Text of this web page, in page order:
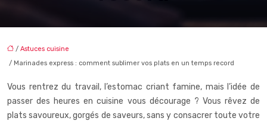
/ Astuces cuisine
/ Marinades express : comment sublimer vos plats en un temps record
Vous rentrez du travail, l’estomac criant famine, mais l’idée de
passer des heures en cuisine vous décourage ? Vous rêvez de
plats savoureux, gorgés de saveurs, sans y consacrer toute votre